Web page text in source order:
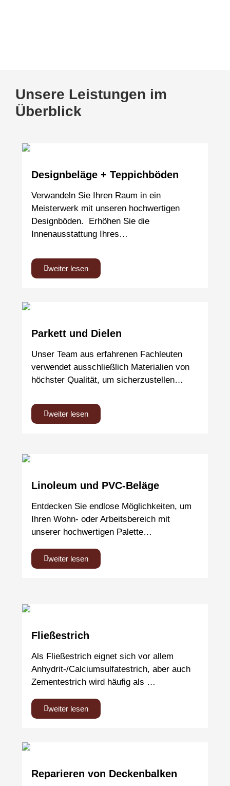
Unsere Leistungen im
Überblick
Designbeläge + Teppichböden
Verwandeln Sie Ihren Raum in ein
Meisterwerk mit unseren hochwertigen
Designböden. Erhöhen Sie die
Innenausstattung Ihres…
weiter lesen
Parkett und Dielen
Unser Team aus erfahrenen Fachleuten
verwendet ausschließlich Materialien von
höchster Qualität, um sicherzustellen…
weiter lesen
Linoleum und PVC-Beläge
Entdecken Sie endlose Möglichkeiten, um
Ihren Wohn- oder Arbeitsbereich mit
unserer hochwertigen Palette…
weiter lesen
Fließestrich
Als Fließestrich eignet sich vor allem
Anhydrit-/Calciumsulfatestrich, aber auch
Zementestrich wird häufig als …
weiter lesen
Reparieren von Deckenbalken